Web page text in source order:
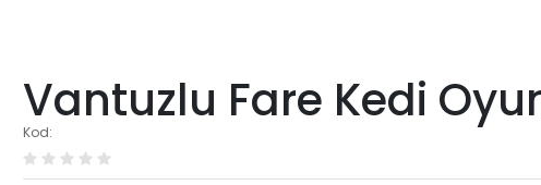
Vantuzlu Fare Kedi
Kod: